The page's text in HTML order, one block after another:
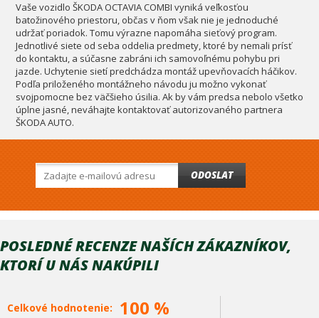
Vaše vozidlo ŠKODA OCTAVIA COMBI vyniká veľkosťou
batožinového priestoru, občas v ňom však nie je jednoduché
udržať poriadok. Tomu výrazne napomáha sieťový program.
Jednotlivé siete od seba oddelia predmety, ktoré by nemali prísť
do kontaktu, a súčasne zabráni ich samovoľnému pohybu pri
jazde. Uchytenie sietí predchádza montáž upevňovacích háčikov.
Podľa priloženého montážneho návodu ju možno vykonať
svojpomocne bez väčšieho úsilia. Ak by vám predsa nebolo všetko
úplne jasné, neváhajte kontaktovať autorizovaného partnera
ŠKODA AUTO.
ODOSLAT
POSLEDNÉ RECENZE NAŠÍCH ZÁKAZNÍKOV,
KTORÍ U NÁS NAKÚPILI
Celkové hodnotenie: 100 %